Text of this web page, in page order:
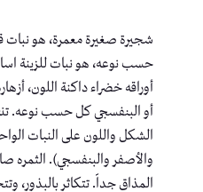
حسب نوعه، هو نبات للزينة
أوراقه خضراء داكنة اللون،
أو البنفسجي كل حسب نوعه.
الشكل واللون على النبات
والأصفر والبنفسجي). الثمره
المذاق جداََ. تتكاثر بالبذور،